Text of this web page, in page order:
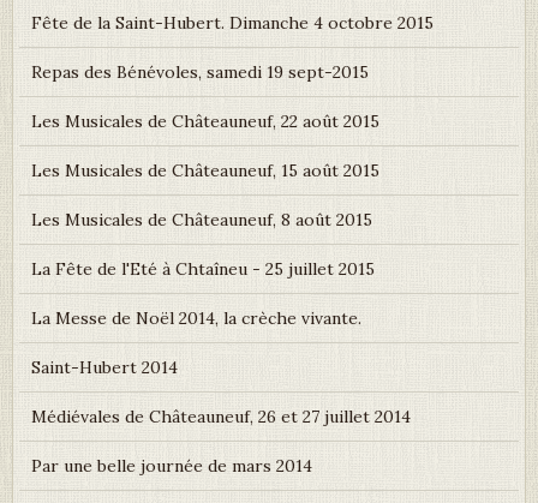
Fête de la Saint-Hubert. Dimanche 4 octobre 2015
Repas des Bénévoles, samedi 19 sept-2015
Les Musicales de Châteauneuf, 22 août 2015
Les Musicales de Châteauneuf, 15 août 2015
Les Musicales de Châteauneuf, 8 août 2015
La Fête de l'Eté à Chtaîneu - 25 juillet 2015
La Messe de Noël 2014, la crèche vivante.
Saint-Hubert 2014
Médiévales de Châteauneuf, 26 et 27 juillet 2014
Par une belle journée de mars 2014